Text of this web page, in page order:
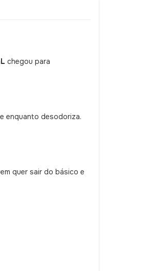
chegou para
enquanto desodoriza.
quer sair do básico e